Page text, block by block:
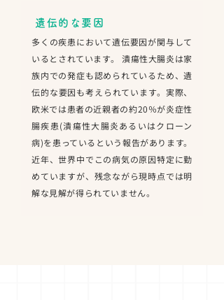
遺伝的な要因
多くの疾患において遺伝要因が関与して
いるとされています。 潰瘍性大腸炎は家
族内での発症も認められているため、遺
伝的な要因も考えられています。実際、
欧米では患者の近親者の約20％が炎症性
腸疾患(潰瘍性大腸炎あるいはクローン
病)を患っているという報告があります。
近年、世界中でこの病気の原因特定に勤
めていますが、残念ながら現時点では明
解な見解が得られていません。